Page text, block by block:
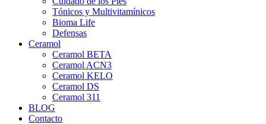
Tónicos y Multivitamínicos
Bioma Life
Defensas
Ceramol
Ceramol BETA
Ceramol ACN3
Ceramol KELO
Ceramol DS
Ceramol 311
BLOG
Contacto